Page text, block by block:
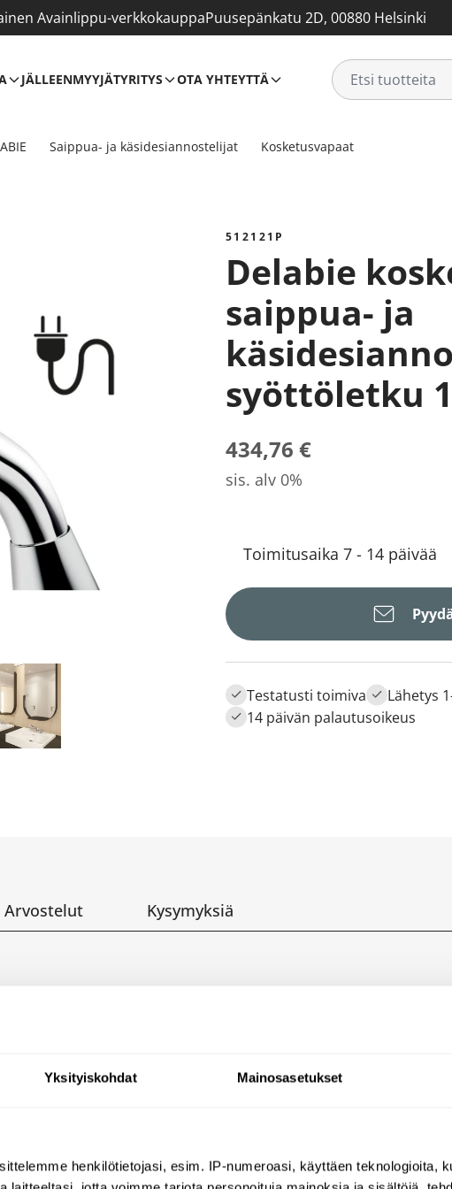
Yksityiskohdat Mainosasetukset
henkilötietojasi, esim. IP-numeroasi, käyttäen teknologioita,
Avainlippu-verkkokauppaPuusepänkatu 2D, 00880 Helsinki
JÄLLEENMYYJÄTYRITYS OTA YHTEYTTÄ
Saippua- ja käsidesiannostelijat Kosketusvapaat
512121P
Delabie kosketusvapaa
saippua- ja
syöttöletku
434,76 €
sis. alv 0%
Toimitusaika 7 - 14 päivää
Testatusti toimiva
Lähetys
14 päivän palautusoikeus
Arvostelut Kysymyksiä
asennettava elektroninen
saippua-annostelija
tunnistaa kädet automaattisesti
terästä